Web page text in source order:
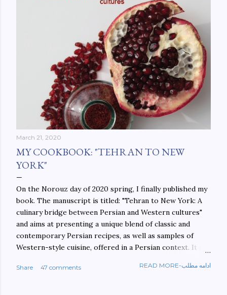
March 21, 2020
MY COOKBOOK: "TEHRAN TO NEW
YORK"
On the Norouz day of 2020 spring, I finally published my
book. The manuscript is titled: "Tehran to New York: A
culinary bridge between Persian and Western cultures"
and aims at presenting a unique blend of classic and
contemporary Persian recipes, as well as samples of
Western-style cuisine, offered in a Persian context. It is
walls. This book aims at constructing a bridge between
Share 47 comments READ MORE-ادامه مطلب